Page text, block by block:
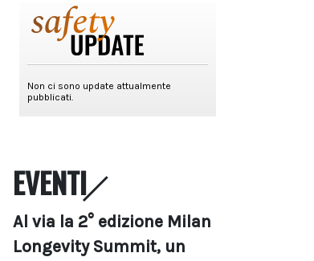
EVENTI
Al via la 2° edizione Milan
Longevity Summit, un